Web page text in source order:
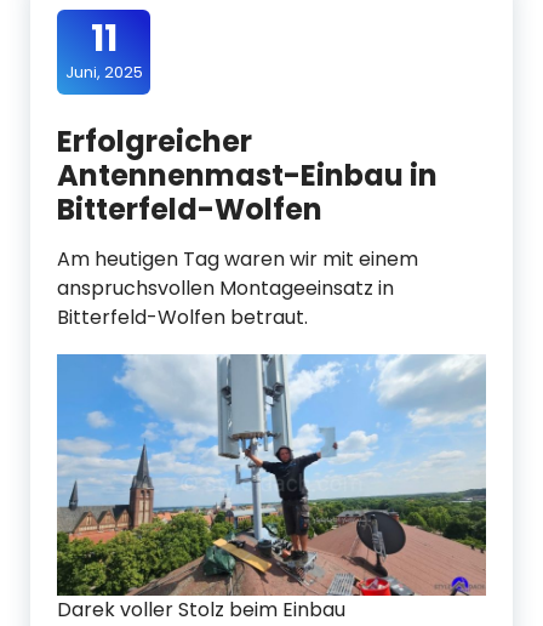
11
Juni, 2025
Erfolgreicher
Antennenmast-Einbau in
Bitterfeld-Wolfen
Am heutigen Tag waren wir mit einem
anspruchsvollen Montageeinsatz in
Bitterfeld-Wolfen betraut.
Darek voller Stolz beim Einbau